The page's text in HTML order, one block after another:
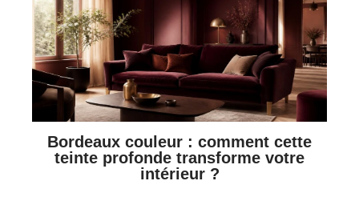
Bordeaux couleur : comment cette
teinte profonde transforme votre
intérieur ?